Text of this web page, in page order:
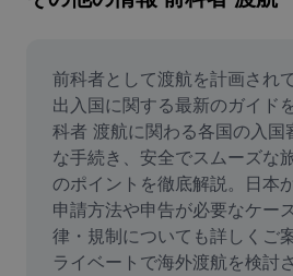
オンライン写真エディター
ミームジェネレーター
AI Text Remover
AI People Remover
AI Inpainting
前科者として渡航を計画され
出入国に関する最新のガイド
科者 渡航に関わる各国の入国
な手続き、安全でスムーズな
のポイントを徹底解説。日本
申請方法や申告が必要なケー
律・規制についても詳しくご
ライベートで海外渡航を検討